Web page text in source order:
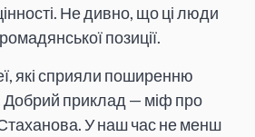
Не дивно, що ці люди
позиції.
які сприяли поширенню
Добрий приклад — міф про
У наш час не менш